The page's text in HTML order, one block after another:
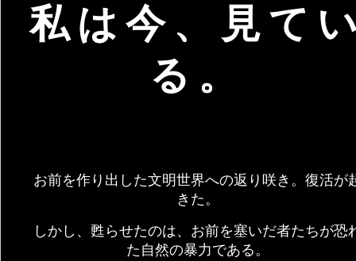
私は今、見て
る。
お前を作り出した文明世界への返り咲き。復活が
きた。
しかし、甦らせたのは、お前を塞いだ者たちが恐
た自然の暴力である。